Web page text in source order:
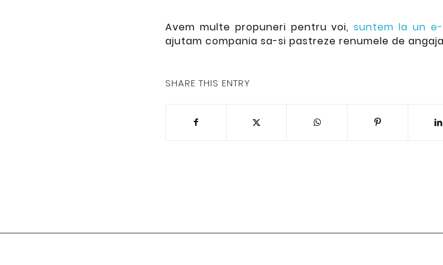
Avem multe propuneri pentru voi,suntem la un
ajutam compania sa-si pastreze renumele de
SHARE THIS ENTRY